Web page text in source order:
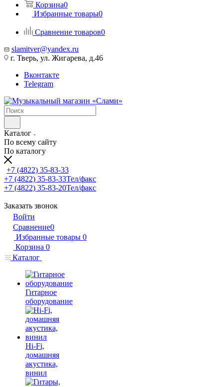
Корзина0
Избранные товары0
Сравнение товаров0
slamitver@yandex.ru
г. Тверь, ул. Жигарева, д.46
Вконтакте
Telegram
Каталог
По всему сайту
По каталогу
+7 (4822) 35-83-33
+7 (4822) 35-83-33Тел/факс
+7 (4822) 35-83-20Тел/факс
Заказать звонок
Войти
Сравнение0
Избранные товары 0
Корзина 0
Каталог
Гитарное
оборудование
Hi-Fi,
домашняя
акустика,
винил